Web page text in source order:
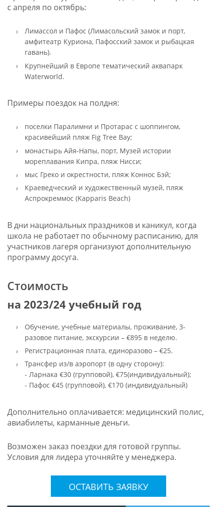
с апреля по октябрь:
Лимассол и Пафос (Лимасольский замок и порт,
амфитеатр Куриона, Пафосский замок и рыбацкая
гавань).
Крупнейший в Европе тематический аквапарк
Waterworld.
Примеры поездок на полдня:
поселки Паралимни и Протарас с шоппингом,
красивейший пляж Fig Tree Bay;
монастырь Айя-Напы, порт, Музей истории
мореплавания Кипра, пляж Нисси;
мыс Греко и окрестности, пляж Коннос Бэй;
Краеведческий и художественный музей, пляж
Аспрокреммос (Kapparis Beach)
В дни национальных праздников и каникул, когда
школа не работает по обычному расписанию, для
участников лагеря организуют дополнительную
программу досуга.
Стоимость
на 2023/24 учебный год
Обучение, учебные материалы, проживание, 3-
разовое питание, экскурсии – €895 в неделю.
Регистрационная плата, единоразово – €25.
Трансфер из/в аэропорт (в одну сторону):
- Ларнака €30 (групповой), €75(индивидуальный);
- Пафос €45 (групповой), €170 (индивидуальный)
Дополнительно оплачивается: медицинский полис,
авиабилеты, карманные деньги.
Возможен заказ поездки для готовой группы.
Условия для лидера уточняйте у менеджера.
ОСТАВИТЬ ЗАЯВКУ